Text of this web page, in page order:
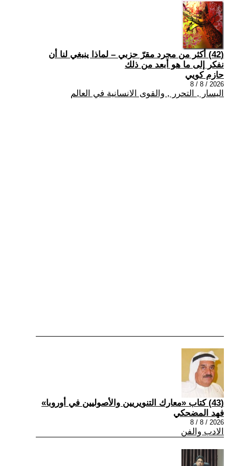
(42) أكثر من مجرد مقرّ حزبي – لماذا ينبغي لنا أن
نفكر إلى ما هو أبعد من ذلك
حازم كويي
2026 / 8 / 8
اليسار , التحرر , والقوى الانسانية في العالم
(43) كتاب «معارك التنويريين والأصوليين في أوروبا»
فهد المضحكي
2026 / 8 / 8
الادب والفن